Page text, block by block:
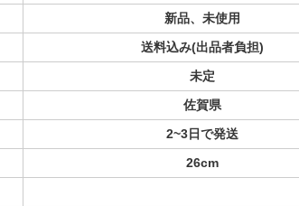
新品、未使用
送料込み(出品者負担)
未定
佐賀県
2~3日で発送
26cm